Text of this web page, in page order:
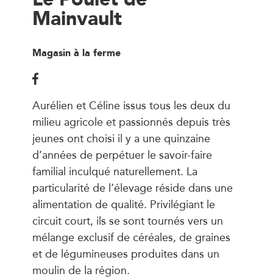
Mainvault
Magasin à la ferme
Aurélien et Céline issus tous les deux du
milieu agricole et passionnés depuis très
jeunes ont choisi il y a une quinzaine
d’années de perpétuer le savoir-faire
familial inculqué naturellement. La
particularité de l’élevage réside dans une
alimentation de qualité. Privilégiant le
circuit court, ils se sont tournés vers un
mélange exclusif de céréales, de graines
et de légumineuses produites dans un
moulin de la région.